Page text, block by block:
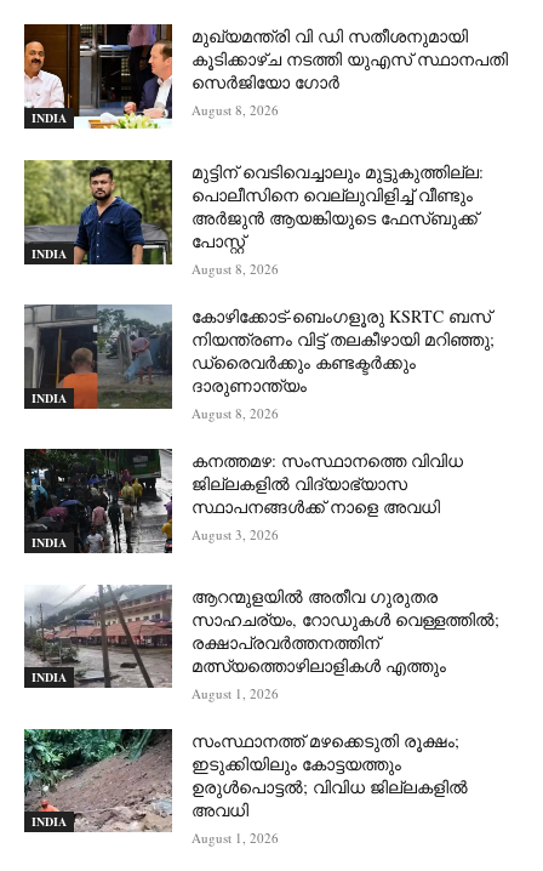
INDIA
മുഖ്യമന്ത്രി വി ഡി സതീശനുമായി
കൂടിക്കാഴ്ച നടത്തി യുഎസ് സ്ഥാനപതി
സെര്‍ജിയോ ഗോര്‍
August 8, 2026
INDIA
മുട്ടിന് വെടിവെച്ചാലും മുട്ടുകുത്തില്ല:
പൊലീസിനെ വെല്ലുവിളിച്ച് വീണ്ടും
അർജുൻ ആയങ്കിയുടെ ഫേസ്ബുക്ക്
പോസ്റ്റ്
August 8, 2026
INDIA
കോഴിക്കോട്-ബെംഗളൂരു KSRTC ബസ്
നിയന്ത്രണം വിട്ട് തലകീഴായി മറിഞ്ഞു;
ഡ്രെെവർക്കും കണ്ടക്ടർക്കും
ദാരുണാന്ത്യം
August 8, 2026
INDIA
കനത്തമഴ: സംസ്ഥാനത്തെ വിവിധ
ജില്ലകളിൽ വിദ്യാഭ്യാസ
സ്ഥാപനങ്ങൾക്ക് നാളെ അവധി
August 3, 2026
INDIA
ആറന്മുളയില്‍ അതീവ ഗുരുതര
സാഹചര്യം, റോഡുകള്‍ വെള്ളത്തില്‍;
രക്ഷാപ്രവര്‍ത്തനത്തിന്
മത്സ്യത്തൊഴിലാളികള്‍ എത്തും
August 1, 2026
INDIA
സംസ്ഥാനത്ത് മഴക്കെടുതി രൂക്ഷം;
ഇടുക്കിയിലും കോട്ടയത്തും
ഉരുള്‍പൊട്ടല്‍; വിവിധ ജില്ലകളില്‍
അവധി
August 1, 2026